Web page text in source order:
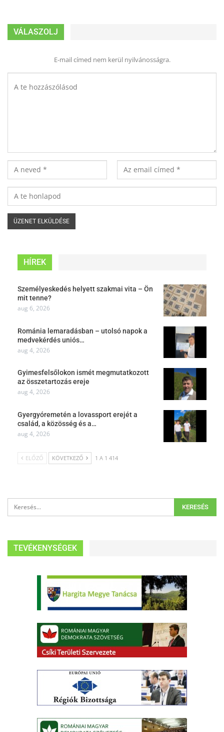
VÁLASZOLJ
E-mail címed nem kerül nyilvánosságra.
HÍREK
Személyeskedés helyett szakmai vita – Ön
mit tenne?
aug 6, 2026
Románia lemaradásban – utolsó napok a
medvekérdés uniós…
aug 4, 2026
Gyimesfelsőlokon ismét megmutatkozott
az összetartozás ereje
aug 4, 2026
Gyergyóremetén a lovassport erejét a
család, a közösség és a…
aug 4, 2026
ELŐZŐ KÖVETKEZŐ 1 A 1 414
TEVÉKENYSÉGEK